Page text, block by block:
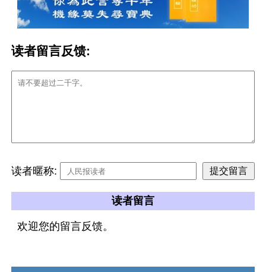
读者留言反馈:
读者暱称:
读者留言
欢迎您的留言反馈。